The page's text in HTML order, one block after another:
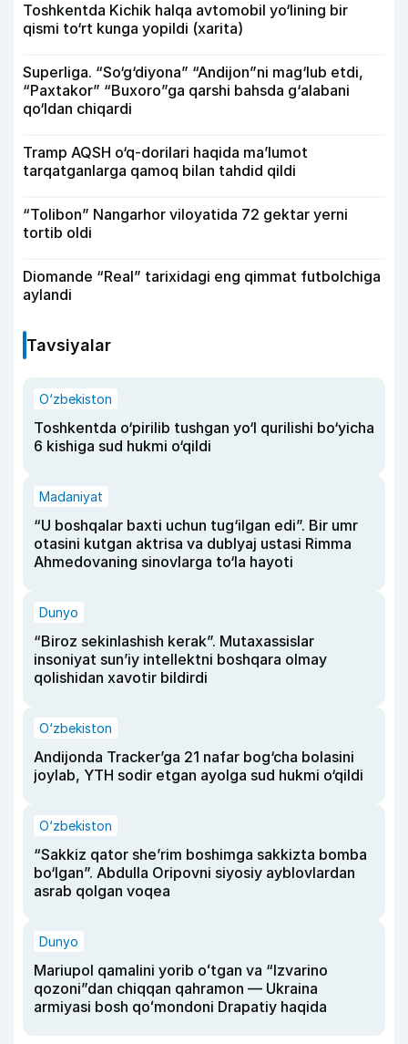
Toshkentda Kichik halqa avtomobil yo‘lining bir
qismi to‘rt kunga yopildi (xarita)
Superliga. “So‘g‘diyona” “Andijon”ni mag‘lub etdi,
“Paxtakor” “Buxoro”ga qarshi bahsda g‘alabani
qo‘ldan chiqardi
Tramp AQSH o‘q-dorilari haqida ma’lumot
tarqatganlarga qamoq bilan tahdid qildi
“Tolibon” Nangarhor viloyatida 72 gektar yerni
tortib oldi
Diomande “Real” tarixidagi eng qimmat futbolchiga
aylandi
Tavsiyalar
O‘zbekiston
Toshkentda o‘pirilib tushgan yo‘l qurilishi bo‘yicha
6 kishiga sud hukmi o‘qildi
Madaniyat
“U boshqalar baxti uchun tug‘ilgan edi”. Bir umr
otasini kutgan aktrisa va dublyaj ustasi Rimma
Ahmedovaning sinovlarga to‘la hayoti
Dunyo
“Biroz sekinlashish kerak”. Mutaxassislar
insoniyat sun’iy intellektni boshqara olmay
qolishidan xavotir bildirdi
O‘zbekiston
Andijonda Tracker’ga 21 nafar bog‘cha bolasini
joylab, YTH sodir etgan ayolga sud hukmi o‘qildi
O‘zbekiston
“Sakkiz qator she’rim boshimga sakkizta bomba
bo‘lgan”. Abdulla Oripovni siyosiy ayblovlardan
asrab qolgan voqea
Dunyo
Mariupol qamalini yorib oʻtgan va “Izvarino
qozoni”dan chiqqan qahramon — Ukraina
armiyasi bosh qoʻmondoni Drapatiy haqida